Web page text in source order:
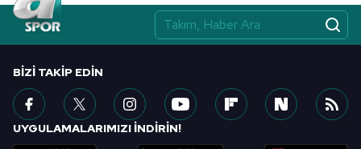
BIZI TAKIP EDIN
UYGULAMALARIMIZI İNDİRİN!